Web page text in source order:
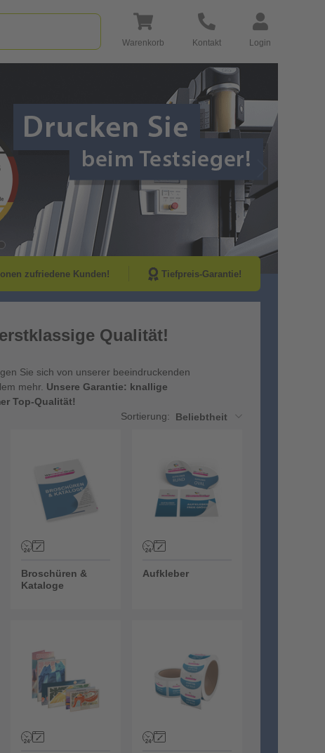
Warenkorb Kontakt Login
zufriedene Kunden! Tiefpreis-Garantie!
Qualität!
Sie sich von unserer beeindruckenden
mehr. Unsere Garantie: knallige
Top-Qualität!
Sortierung:
Beliebtheit
Broschüren &
Kataloge
Aufkleber